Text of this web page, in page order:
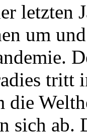
letzten
um
tritt
die
sich